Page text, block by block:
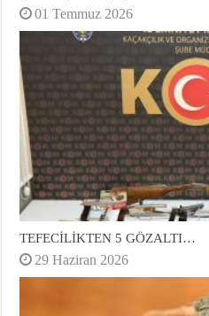
01 Temmuz 2026
TEFECİLİKTEN 5 GÖZALTI…
29 Haziran 2026